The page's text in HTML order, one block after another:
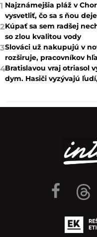
1 Najznámejšia pláž v
vysvetliť, čo sa s ňou deje
2Kúpať sa sem radšej
so zlou kvalitou vody
3Slováci už nakupujú v
rozširuje, pracovníkov
4Bratislavou vraj otriasol
dym. Hasiči vyzývajú